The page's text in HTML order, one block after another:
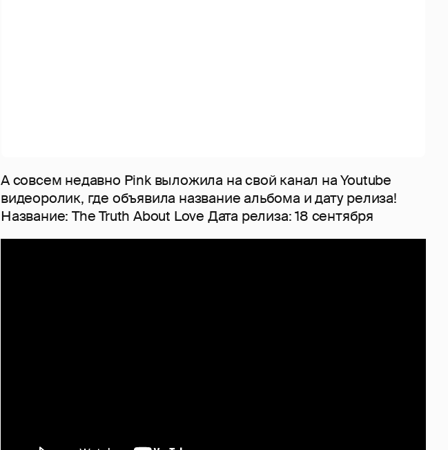
А совсем недавно Pink выложила на свой канал на Youtube
видеоролик, где объявила название альбома и дату релиза!
Название: The Truth About Love Дата релиза: 18 сентября